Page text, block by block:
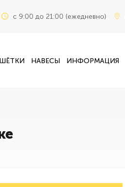
c 9:00 до 21:00 (ежедневно)
НАВЕСЫ ИНФОРМАЦИЯ